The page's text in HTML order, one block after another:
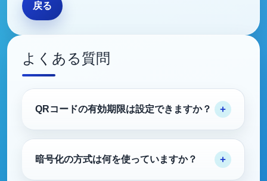
戻る
よくある質問
QRコードの有効期限は設定できますか？
暗号化の方式は何を使っていますか？